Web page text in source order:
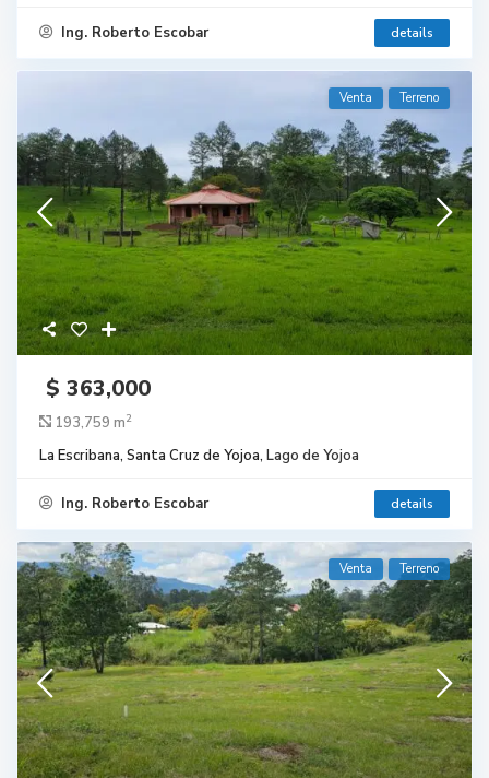
Ing. Roberto Escobar details
Venta Terreno
$ 363,000
193,759 m2
La Escribana, Santa Cruz de Yojoa, Lago de Yojoa
Ing. Roberto Escobar details
Venta Terreno